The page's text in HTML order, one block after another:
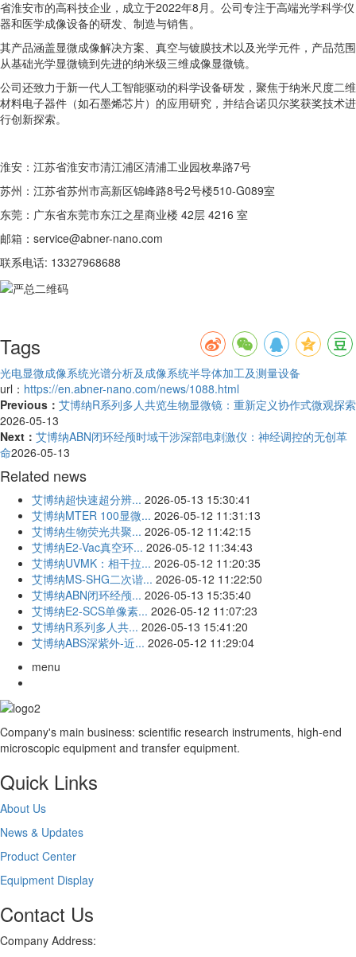
省淮安市的高科技企业，成立于2022年8月。公司专注于高端光学科学仪
器和医学成像设备的研发、制造与销售。
其产品涵盖显微成像解决方案、真空与镀膜技术以及光学元件，产品范围
从基础光学显微镜到先进的纳米级三维成像显微镜。
公司还致力于新一代人工智能驱动的科学设备研发，聚焦于纳米尺度二维
材料电子器件（如石墨烯芯片）的应用研究，并结合诺贝尔奖获奖技术进
行创新探索。
淮安：江苏省淮安市清江浦区清浦工业园枚皋路7号
苏州：江苏省苏州市高新区锦峰路8号2号楼510-G089室
东莞：广东省东莞市东江之星商业楼 42层 4216 室
邮箱：service@abner-nano.com
联系电话: 13327968688
Tags
光电显微成像系统光谱分析及成像系统半导体加工及测量设备
url： https://en.abner-nano.com/news/1088.html
Previous： 艾博纳R系列多人共览生物显微镜：重新定义协作式微观探索
2026-05-13
Next： 艾博纳ABN闭环经颅时域干涉深部电刺激仪：神经调控的无创革
命2026-05-13
Related news
艾博纳超快速超分辨... 2026-05-13 15:30:41
艾博纳MTER 100显微... 2026-05-12 11:31:13
艾博纳生物荧光共聚... 2026-05-12 11:42:15
艾博纳E2-Vac真空环... 2026-05-12 11:34:43
艾博纳UVMK：相干拉... 2026-05-12 11:20:35
艾博纳MS-SHG二次谐... 2026-05-12 11:22:50
艾博纳ABN闭环经颅... 2026-05-13 15:35:40
艾博纳E2-SCS单像素... 2026-05-12 11:07:23
艾博纳R系列多人共... 2026-05-13 15:41:20
艾博纳ABS深紫外-近... 2026-05-12 11:29:04
menu
Company's main business: scientific research instruments, high-end
microscopic equipment and transfer equipment.
Quick Links
About Us
News & Updates
Product Center
Equipment Display
Contact Us
Company Address: